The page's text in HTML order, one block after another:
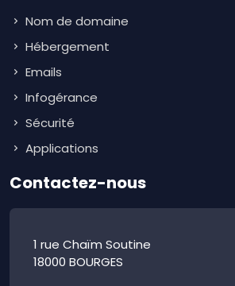
Nom de domaine
Hébergement
Emails
Infogérance
Sécurité
Applications
Contactez-nous
1 rue Chaïm Soutine
18000 BOURGES